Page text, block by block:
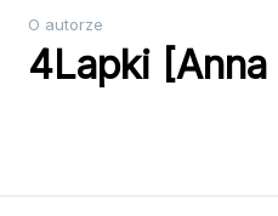
O autorze
4Lapki